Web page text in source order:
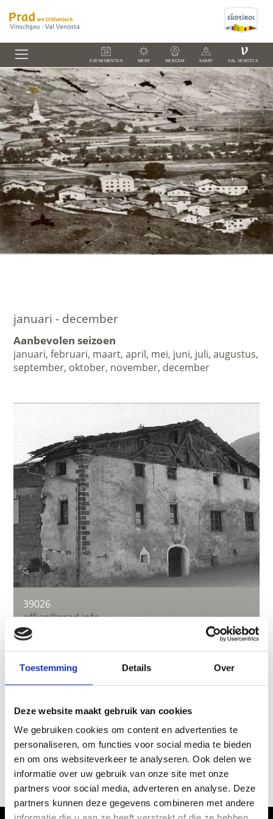
Toestemming Details Over
Deze website maakt gebruik van cookies
We gebruiken cookies om content en advertenties te
personaliseren, om functies voor social media te bieden
en om ons websiteverkeer te analyseren. Ook delen we
informatie over uw gebruik van onze site met onze
partners voor social media, adverteren en analyse. Deze
partners kunnen deze gegevens combineren met andere
EVENEMENTEN WEER WEBCAM KAART
V
VAL VENOSTA
januari - december
Aanbevolen seizoen
januari, februari, maart, april, mei, juni, juli, augustus,
september, oktober, november, december
39026
office@prad.info
www.prad.info
T
terug naar overzicht
WAS DE INHOUD NUTTIG VOOR U?
Ja
No